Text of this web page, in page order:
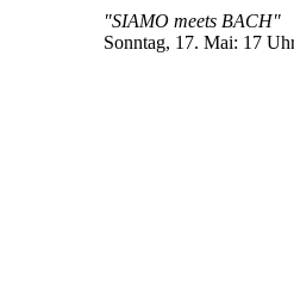
"SIAMO meets BACH"
Sonntag, 17. Mai: 17